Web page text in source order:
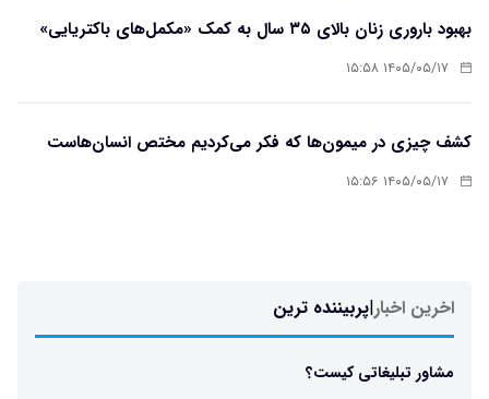
بهبود باروری زنان بالای ۳۵ سال به کمک «مکمل‌های باکتریایی»
۱۴۰۵/۰۵/۱۷ ۱۵:۵۸
کشف چیزی در میمون‌ها که فکر می‌کردیم مختص انسان‌هاست
۱۴۰۵/۰۵/۱۷ ۱۵:۵۶
اخرین اخبار|پربیننده ترین
مشاور تبلیغاتی کیست؟